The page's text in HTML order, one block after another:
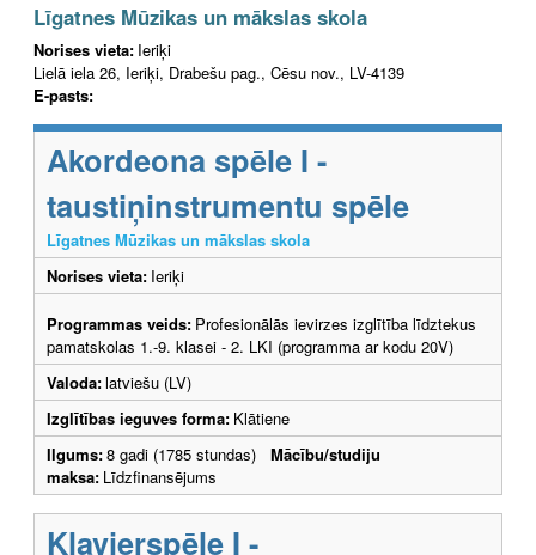
Līgatnes Mūzikas un mākslas skola
Norises vieta: Ieriķi
Lielā iela 26, Ieriķi, Drabešu pag., Cēsu nov., LV-4139
E-pasts:
Akordeona spēle I -
taustiņinstrumentu spēle
Līgatnes Mūzikas un mākslas skola
Norises vieta: Ieriķi
Programmas veids: Profesionālās ievirzes izglītība līdztekus
pamatskolas 1.-9. klasei - 2. LKI (programma ar kodu 20V)
Valoda:latviešu (LV)
Izglītības ieguves forma: Klātiene
Ilgums:8 gadi (1785 stundas) Mācību/studiju
maksa: Līdzfinansējums
Klavierspēle I -